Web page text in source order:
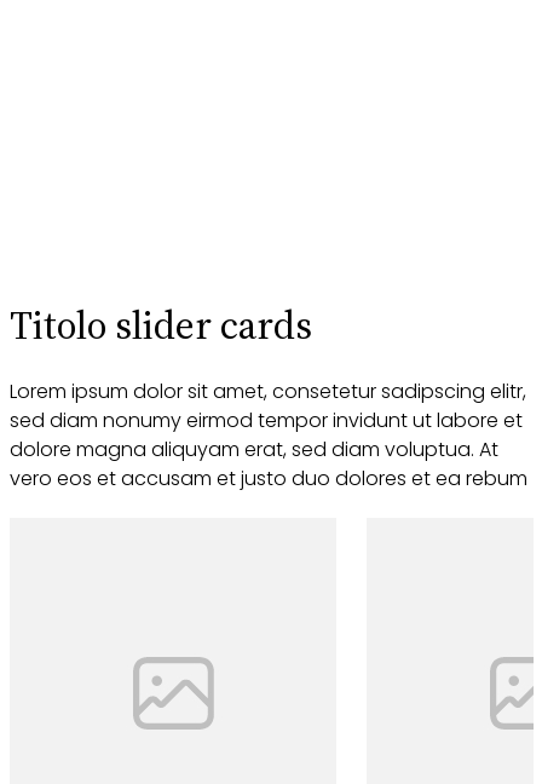
Titolo slider cards
Lorem ipsum dolor sit amet, consetetur sadipscing elitr,
sed diam nonumy eirmod tempor invidunt ut labore et
dolore magna aliquyam erat, sed diam voluptua. At
vero eos et accusam et justo duo dolores et ea rebum
Scopri di più
Scopri di